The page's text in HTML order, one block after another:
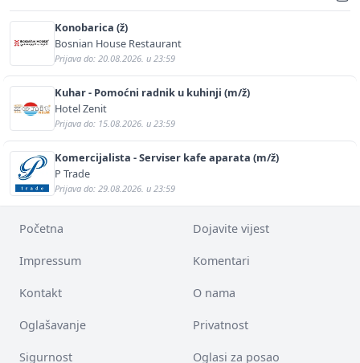
Konobarica (ž)
Bosnian House Restaurant
Prijava do: 20.08.2026. u 23:59
Kuhar - Pomoćni radnik u kuhinji (m/ž)
Hotel Zenit
Prijava do: 15.08.2026. u 23:59
Komercijalista - Serviser kafe aparata (m/ž)
P Trade
Prijava do: 29.08.2026. u 23:59
Početna Dojavite vijest
Impressum Komentari
Kontakt O nama
Oglašavanje Privatnost
Sigurnost Oglasi za posao